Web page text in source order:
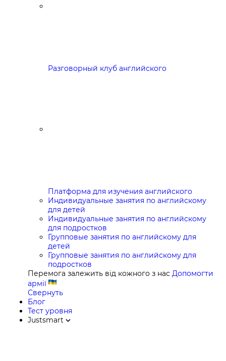
Разговорный клуб английского
Платформа для изучения английского
Индивидуальные занятия по английскому
для детей
Индивидуальные занятия по английскому
для подростков
Групповые занятия по английскому для
детей
Групповые занятия по английскому для
подростков
Перемога залежить від кожного з нас Допомогти
армії
Свернуть
Блог
Тест уровня
Justsmart